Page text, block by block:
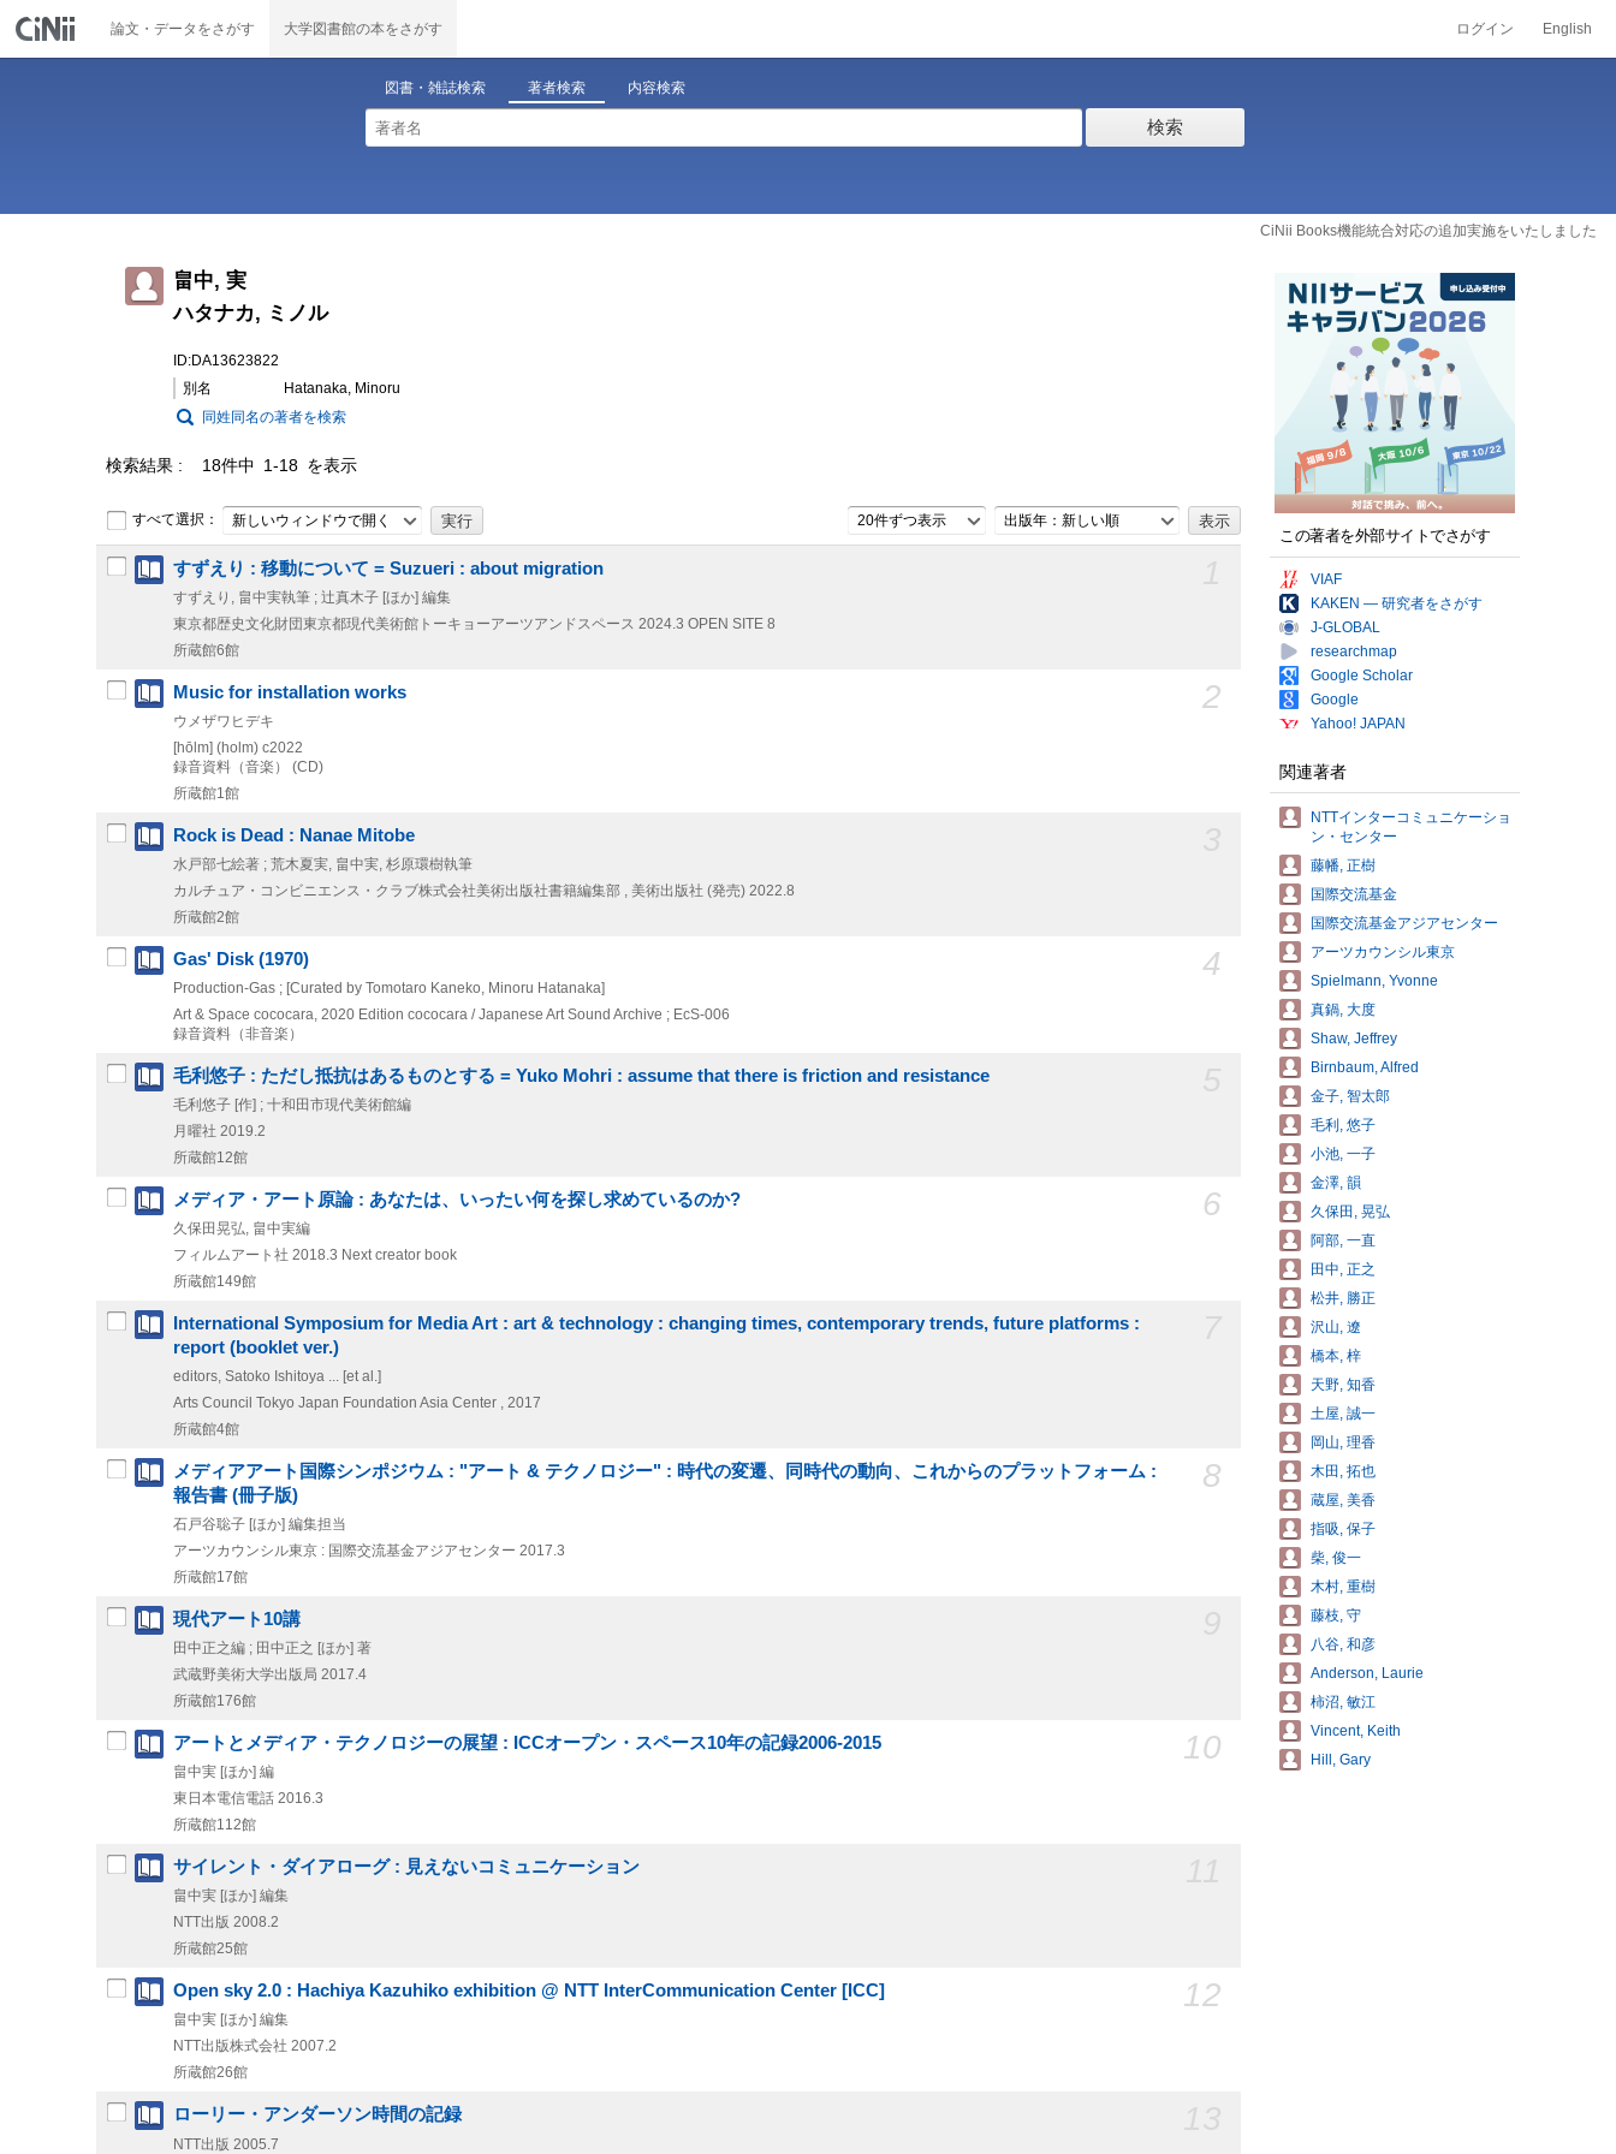
論文・データをさがす 大学図書館の本をさがす ログイン English
図書・雑誌検索 著者検索 内容検索
検索
CiNii Books機能統合対応の追加実施をいたしました
畠中, 実
ハタナカ, ミノル
ID:DA13623822
別名
Hatanaka, Minoru
同姓同名の著者を検索
検索結果 18件中 1-18 を表示
すべて選択： 新しいウィンドウで開く 20件ずつ表示 出版年：新しい順
すずえり : 移動について = Suzueri : about migration
すずえり, 畠中実執筆 ; 辻真木子 [ほか] 編集
東京都歴史文化財団東京都現代美術館トーキョーアーツアンドスペース 2024.3 OPEN SITE 8
所蔵館6館
2
Music for installation works
ウメザワヒデキ
[hōlm] (holm) c2022
録音資料（音楽） (CD)
所蔵館1館
Rock is Dead : Nanae Mitobe
水戸部七絵著 ; 荒木夏実, 畠中実, 杉原環樹執筆
カルチュア・コンビニエンス・クラブ株式会社美術出版社書籍編集部 , 美術出版社 (発売) 2022.8
所蔵館2館
4
Gas' Disk (1970)
Production-Gas ; [Curated by Tomotaro Kaneko, Minoru Hatanaka]
Art & Space cococara, 2020 Edition cococara / Japanese Art Sound Archive ; EcS-006
録音資料（非音楽）
毛利悠子 : ただし抵抗はあるものとする = Yuko Mohri : assume that there is friction and resistance
毛利悠子 [作] ; 十和田市現代美術館編
月曜社 2019.2
所蔵館12館
6
メディア・アート原論 : あなたは、いったい何を探し求めているのか?
久保田晃弘, 畠中実編
フィルムアート社 2018.3 Next creator book
所蔵館149館
International Symposium for Media Art : art & technology : changing times, contemporary trends, future platforms :
report (booklet ver.)
editors, Satoko Ishitoya ... [et al.]
Arts Council Tokyo Japan Foundation Asia Center , 2017
所蔵館4館
8
メディアアート国際シンポジウム : "アート & テクノロジー" : 時代の変遷、同時代の動向、これからのプラットフォーム :
報告書 (冊子版)
石戸谷聡子 [ほか] 編集担当
アーツカウンシル東京 : 国際交流基金アジアセンター 2017.3
所蔵館17館
現代アート10講
田中正之編 ; 田中正之 [ほか] 著
武蔵野美術大学出版局 2017.4
所蔵館176館
10
アートとメディア・テクノロジーの展望 : ICCオープン・スペース10年の記録2006-2015
畠中実 [ほか] 編
東日本電信電話 2016.3
所蔵館112館
サイレント・ダイアローグ : 見えないコミュニケーション
畠中実 [ほか] 編集
NTT出版 2008.2
所蔵館25館
12
Open sky 2.0 : Hachiya Kazuhiko exhibition @ NTT InterCommunication Center [ICC]
畠中実 [ほか] 編集
NTT出版株式会社 2007.2
所蔵館26館
ローリー・アンダーソン時間の記録
NTT出版 2005.7
この著者を外部サイトでさがす
VIAF
KAKEN — 研究者をさがす
J-GLOBAL
researchmap
Google Scholar
Google
Yahoo! JAPAN
関連著者
NTTインターコミュニケーショ
ン・センター
藤幡, 正樹
国際交流基金
国際交流基金アジアセンター
アーツカウンシル東京
Spielmann, Yvonne
真鍋, 大度
Shaw, Jeffrey
Birnbaum, Alfred
金子, 智太郎
毛利, 悠子
小池, 一子
金澤, 韻
久保田, 晃弘
阿部, 一直
田中, 正之
松井, 勝正
沢山, 遼
橋本, 梓
天野, 知香
土屋, 誠一
岡山, 理香
木田, 拓也
蔵屋, 美香
指吸, 保子
柴, 俊一
木村, 重樹
藤枝, 守
八谷, 和彦
Anderson, Laurie
柿沼, 敏江
Vincent, Keith
Hill, Gary